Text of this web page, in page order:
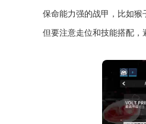
保命能力强的战甲，比如猴
但要注意走位和技能搭配，